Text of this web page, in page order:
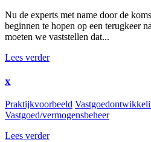
Nu de experts met name door de
beginnen te hopen op een terugkeer
moeten we vaststellen dat...
Lees verder
x
Praktijkvoorbeeld
Vastgoed/vermogensbeheer
Lees verder